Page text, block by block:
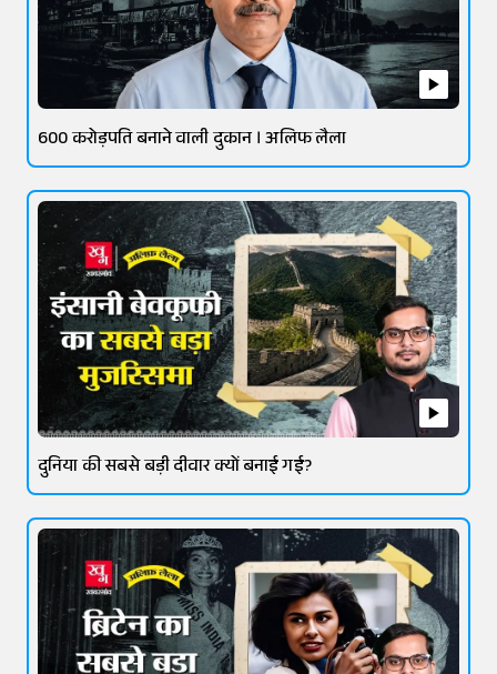
600 करोड़पति बनाने वाली दुकान । अलिफ लैला
दुनिया की सबसे बड़ी दीवार क्यों बनाई गई?